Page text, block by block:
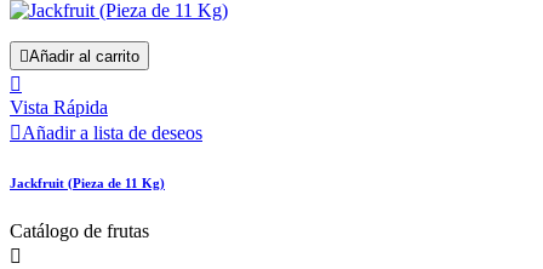
Añadir al carrito

Vista Rápida
Añadir a lista de deseos
Jackfruit (Pieza de 11 Kg)
Catálogo de frutas
